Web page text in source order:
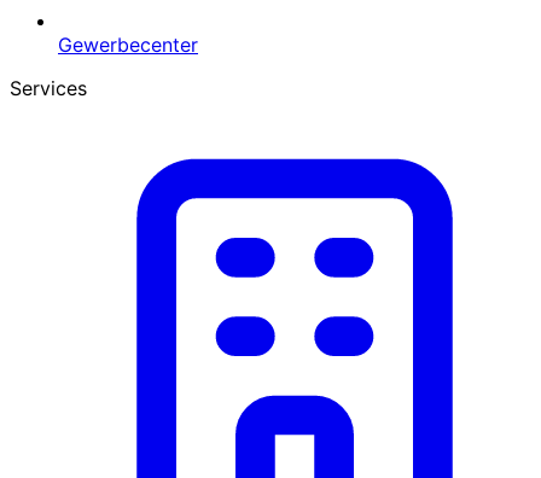
Gewerbecenter
Services